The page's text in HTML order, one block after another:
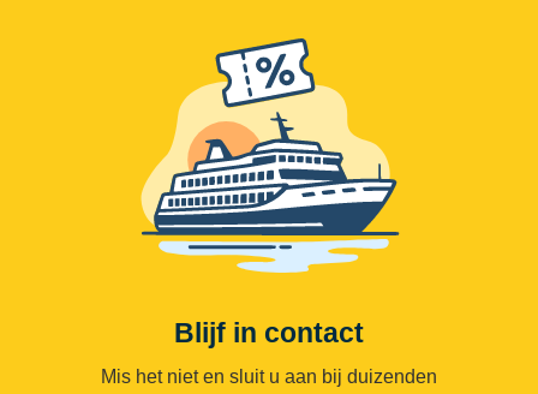
Blijf in contact
Mis het niet en sluit u aan bij duizenden